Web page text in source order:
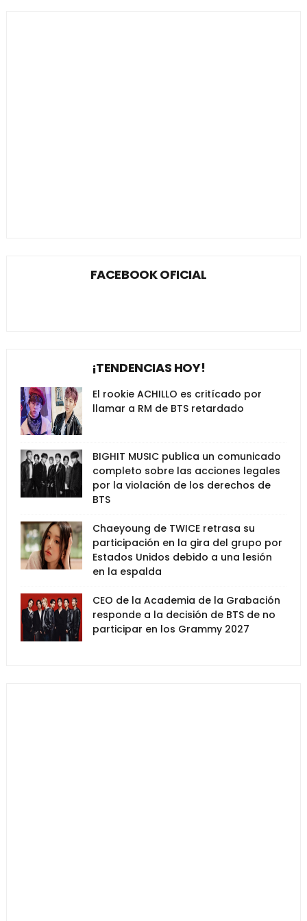
FACEBOOK OFICIAL
¡TENDENCIAS HOY!
El rookie ACHILLO es critícado por
llamar a RM de BTS retardado
BIGHIT MUSIC publica un comunicado
completo sobre las acciones legales
por la violación de los derechos de
BTS
Chaeyoung de TWICE retrasa su
participación en la gira del grupo por
Estados Unidos debido a una lesión
en la espalda
CEO de la Academia de la Grabación
responde a la decisión de BTS de no
participar en los Grammy 2027